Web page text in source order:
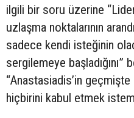
ilgili bir soru üzerine
uzlaşma noktalarının
sadece kendi isteğinin
sergilemeye
“Anastasiadis’in geçmişte
hiçbirini kabul etmek